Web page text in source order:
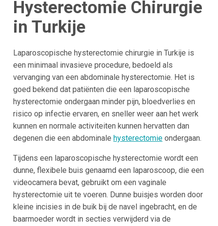
Hysterectomie Chirurgie
in Turkije
Laparoscopische hysterectomie chirurgie in Turkije is
een minimaal invasieve procedure, bedoeld als
vervanging van een abdominale hysterectomie. Het is
goed bekend dat patiënten die een laparoscopische
hysterectomie ondergaan minder pijn, bloedverlies en
risico op infectie ervaren, en sneller weer aan het werk
kunnen en normale activiteiten kunnen hervatten dan
degenen die een abdominale hysterectomieondergaan.
Tijdens een laparoscopische hysterectomie wordt een
dunne, flexibele buis genaamd een laparoscoop, die een
videocamera bevat, gebruikt om een vaginale
hysterectomie uit te voeren. Dunne buisjes worden door
kleine incisies in de buik bij de navel ingebracht, en de
baarmoeder wordt in secties verwijderd via de